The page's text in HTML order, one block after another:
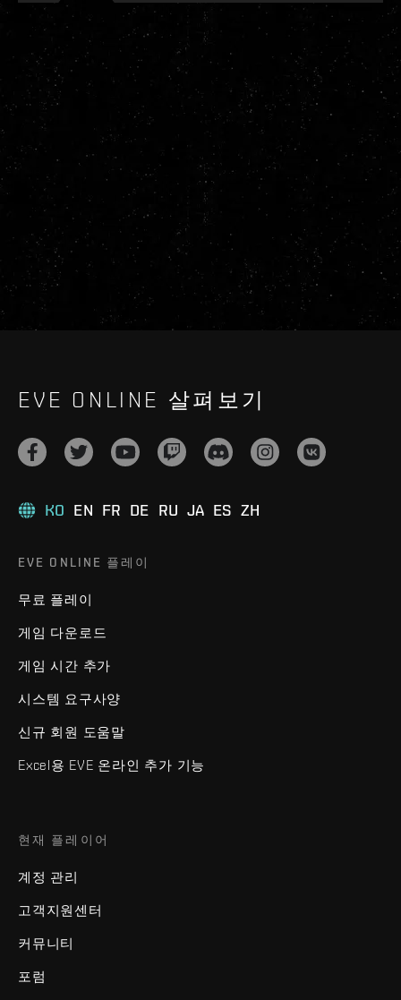
EVE ONLINE 살펴보기
KO EN FR DE RU JA ES ZH
EVE ONLINE 플레이
무료 플레이
게임 다운로드
게임 시간 추가
시스템 요구사양
신규 회원 도움말
Excel용 EVE 온라인 추가 기능
현재 플레이어
계정 관리
고객지원센터
커뮤니티
포럼